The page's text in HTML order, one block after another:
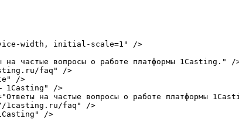
width, initial-scale=1" />
частые вопросы о работе платформы 1Casting." /
faq" />
/>
1Casting" />
на частые вопросы о работе платформы
1casting.ru/faq" />
/>